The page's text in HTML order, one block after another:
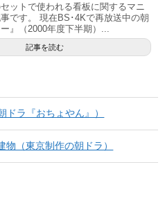
ットで使われる看板に関するマニ
です。 現在BS･4Kで再放送中の朝
』（2000年度下半期）...
記事を読む
ドラ『おちょやん』）
物（東京制作の朝ドラ）